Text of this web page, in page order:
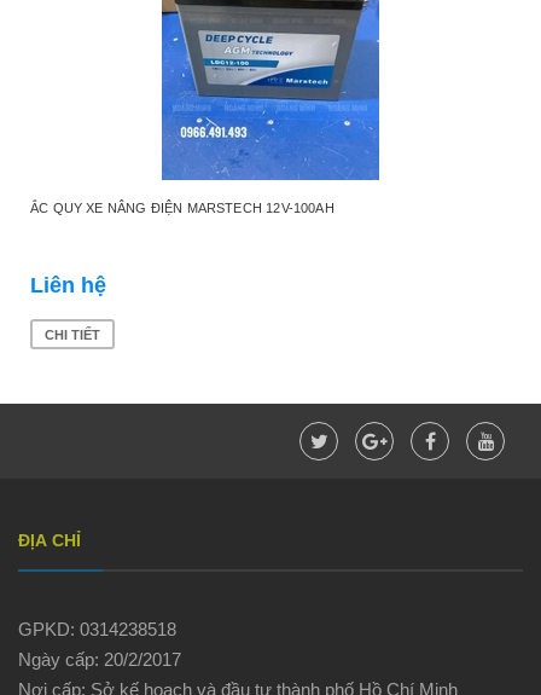
ẮC QUY XE NÂNG ĐIỆN MARSTECH 12V-100AH
Liên hệ
CHI TIẾT
ĐỊA CHỈ
GPKD: 0314238518
Ngày cấp: 20/2/2017
Nơi cấp: Sở kế hoạch và đầu tư thành phố Hồ Chí Minh